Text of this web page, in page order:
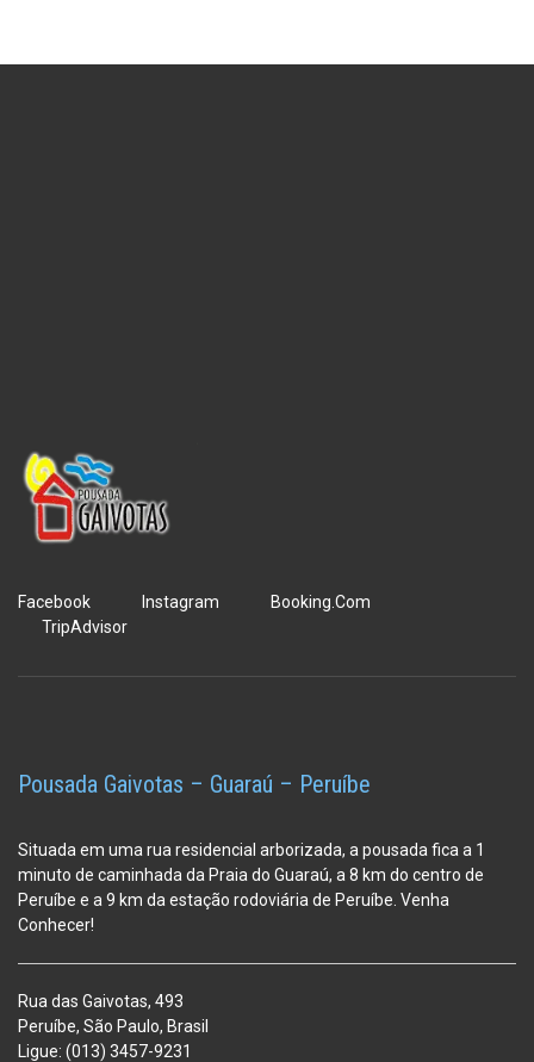
Facebook Instagram
Booking.Com
TripAdvisor
Pousada Gaivotas – Guaraú – Peruíbe
Situada em uma rua residencial arborizada, a pousada fica a 1
minuto de caminhada da Praia do Guaraú, a 8 km do centro de
Peruíbe e a 9 km da estação rodoviária de Peruíbe. Venha
Conhecer!
Rua das Gaivotas, 493
Peruíbe, São Paulo, Brasil
Ligue: (013) 3457-9231